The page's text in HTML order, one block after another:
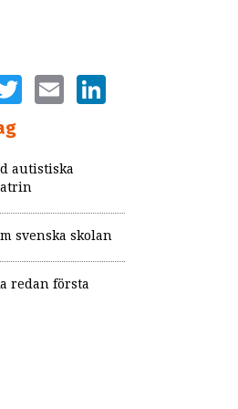
TWITTEREMAIL LINKEDIN
autistiska
svenska skolan
redan första